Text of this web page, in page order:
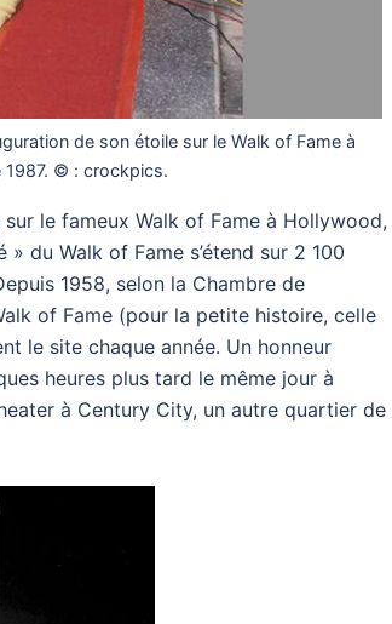
de son étoile sur le Walk of Fame à
1987. © : crockpics.
le fameux Walk of Fame à Hollywood,
du Walk of Fame s’étend sur 2 100
1958, selon la Chambre de
of Fame (pour la petite histoire, celle
le site chaque année. Un honneur
heures plus tard le même jour à
à Century City, un autre quartier de